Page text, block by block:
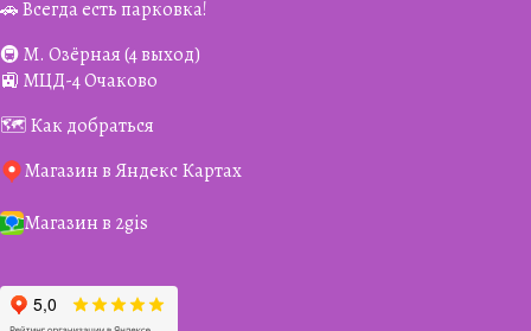
🚗 Всегда есть парковка!
🚇 М. Озёрная (4 выход)
🚉 МЦД-4 Очаково
🗺️ Как добраться
Магазин в Яндекс Картах
Магазин в 2gis